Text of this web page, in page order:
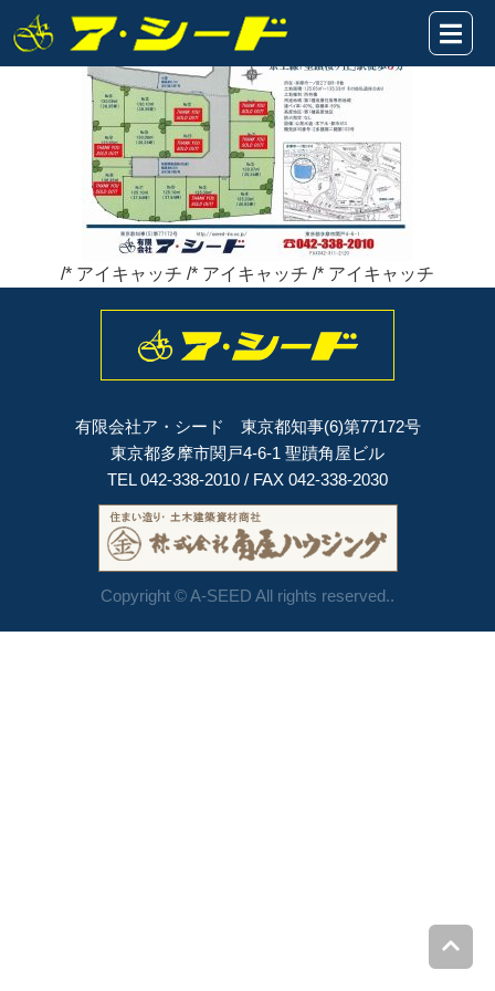
一ノ宮2丁目14区画★表題2020.12.6 2020年12月06日
/* アイキャッチ /* アイキャッチ /* アイキャッチ
有限会社ア・シード 東京都知事(6)第77172号
東京都多摩市関戸4-6-1 聖蹟角屋ビル
TEL 042-338-2010 / FAX 042-338-2030
Copyright © A-SEED All rights reserved..